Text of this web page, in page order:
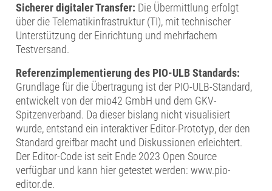
Sicherer digitaler Transfer: Die Übermittlung erfolgt
über die Telematikinfrastruktur (TI), mit technischer
Unterstützung der Einrichtung und mehrfachem
Testversand.
Referenzimplementierung des PIO-ULB Standards:
Grundlage für die Übertragung ist der PIO-ULB-Standard,
entwickelt von der mio42 GmbH und dem GKV-
Spitzenverband. Da dieser bislang nicht visualisiert
wurde, entstand ein interaktiver Editor-Prototyp, der den
Standard greifbar macht und Diskussionen erleichtert.
Der Editor-Code ist seit Ende 2023 Open Source
verfügbar und kann hier getestet werden: www.pio-
editor.de.